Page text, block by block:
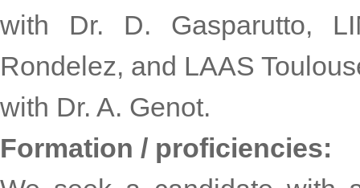
with Dr. D. Gasparutto,
Rondelez, and LAAS
with Dr. A. Genot.
Formation / proficiencies: